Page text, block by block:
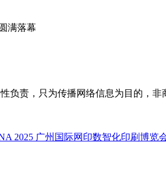
满落幕
负责，只为传播网络信息为目的，非
2025 广州国际网印数智化印刷博览